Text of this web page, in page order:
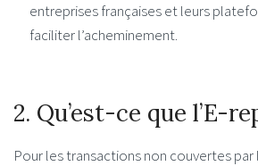
entreprises françaises et leurs
faciliter l’acheminement.
2. Qu’est-ce que l’E-
Pour les transactions non couvertes par